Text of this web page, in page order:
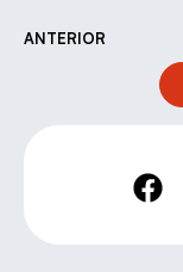
ANTERIOR